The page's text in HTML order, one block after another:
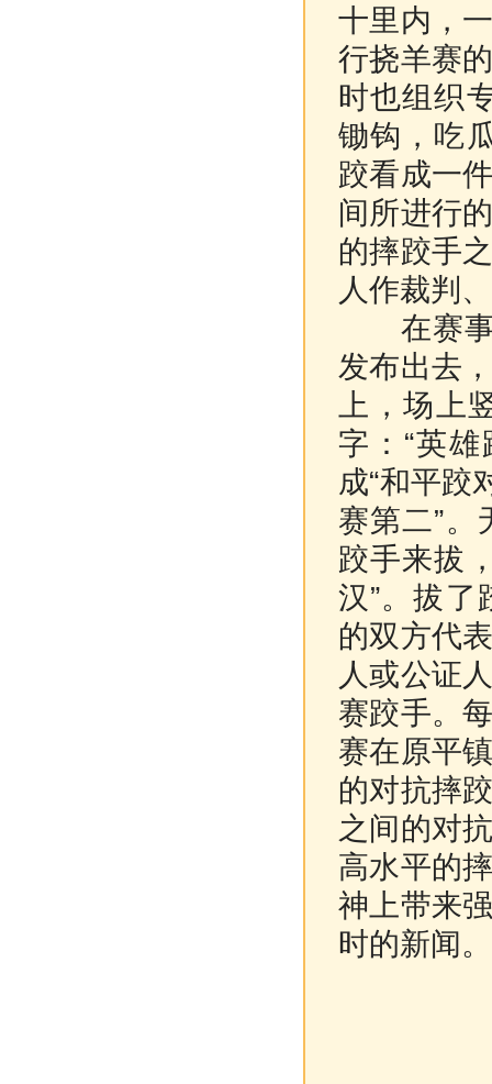
十里内，
行挠羊赛
时也组织
锄钩，吃
跤看成一
间所进行
的摔跤手
人作裁判
在赛事
发布出去
上，场上
字：“英
成“和平跤
赛第二”
跤手来拔
汉”。拔了
的双方代
人或公证
赛跤手。
赛在原平
的对抗摔
之间的对
高水平的
神上带来
时的新闻。